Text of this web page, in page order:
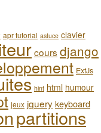
apr tutorial astuce clavier
cours django
ExtJs
hint html humour
jeux jquerykeyboard
partitions